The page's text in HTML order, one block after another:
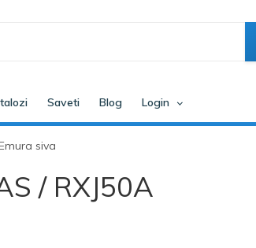
Saveti Blog Login
siva
/ RXJ50A